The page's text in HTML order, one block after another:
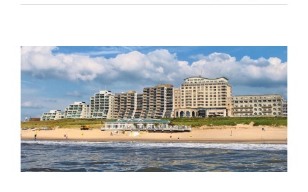
Bekijk
grotere
afbeelding